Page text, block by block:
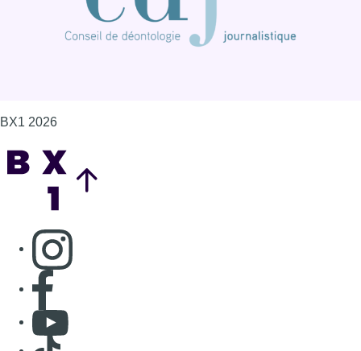
BX1 2026
Consulter page Instagram
Consulter page Facebook
Consulter Youtube
Consulter TikTok